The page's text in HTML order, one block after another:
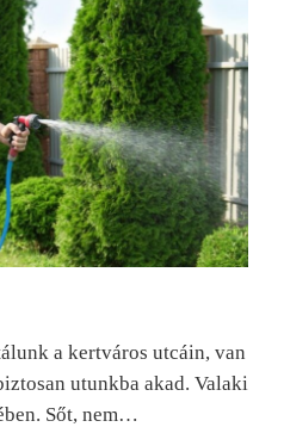
a kertváros utcáin, van
utunkba akad. Valaki
Sőt, nem…